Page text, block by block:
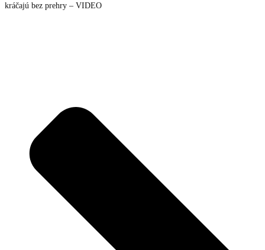
kráčajú bez prehry – VIDEO